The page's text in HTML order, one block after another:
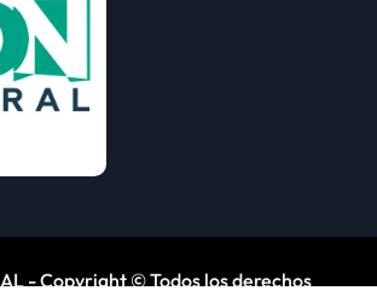
- Copyright © Todos los derechos